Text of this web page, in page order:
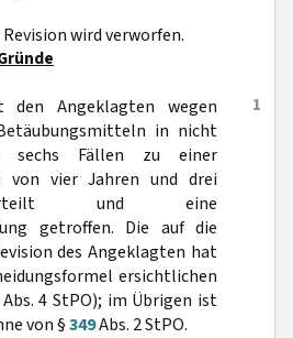
wird verworfen.
1
den Angeklagten wegen
in nicht
sechs Fällen zu einer
von vier Jahren und drei
und eine
getroffen. Die auf die
des Angeklagten hat
ersichtlichen
4 StPO); im Übrigen ist
von §349Abs. 2 StPO.